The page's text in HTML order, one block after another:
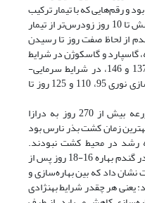
و رقم‌هایی که با تیمار ترکیب
نور بنفش و سفید رشد کرده بودند شش تا 10 روز زودرس‌تر از تیمار
از لحاظ صفت روز تا رسیدن
زرینه، گاسپارد و گاسکوژن در شرایط
بهاره‌سازی سرمایی به‌‌ترتیب به 114، 137 و 146، در شرایط سرمایی-
شیمیایی 106 ، 124 و 136 و در بهاره‌سازی نوری 95، 110 و 125 روز تا
(شکل 4)؛ در‌حالی‌که این مدت در مزرعه بیش از 270 روز به درازا
بهترین زمان کشت بذر نارس بود
رشد در محیط کشت نبودند.
محمدی و همکاران (2024) این زمان را در گندم بهاره 16-18 روز پس از
داد که بین بهاره‌سازی و
یعنی هر چقدر شرایط بهنژادی